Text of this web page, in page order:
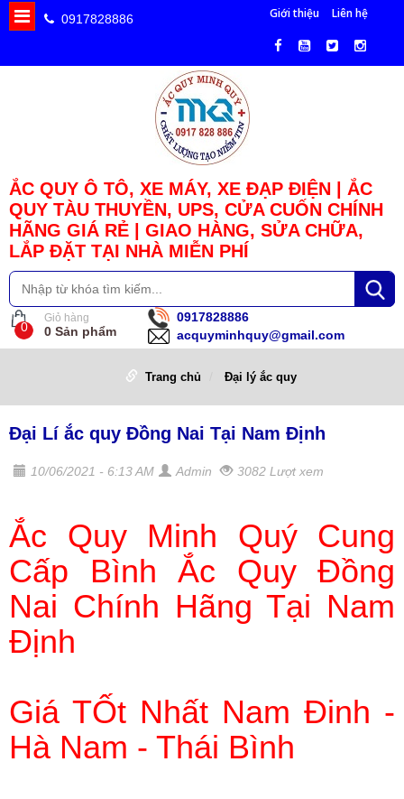
0917828886 Giới thiệu Liên hệ
ẮC QUY Ô TÔ, XE MÁY, XE ĐẠP ĐIỆN | ẮC
QUY TÀU THUYỀN, UPS, CỬA CUỐN CHÍNH
HÃNG GIÁ RẺ | GIAO HÀNG, SỬA CHỮA,
LẮP ĐẶT TẠI NHÀ MIỄN PHÍ
0
Giỏ hàng
0 Sản phẩm
0917828886
acquyminhquy@gmail.com
Trang chủ Đại lý ắc quy
Đại Lí ắc quy Đồng Nai Tại Nam Định
10/06/2021 - 6:13 AM Admin 3082 Lượt xem
Ắc Quy Minh Quý Cung
Cấp Bình Ắc Quy Đồng
Nai Chính Hãng Tại Nam
Định
Giá TỐt Nhất Nam Đinh -
Hà Nam - Thái Bình